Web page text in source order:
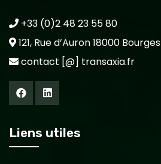
+33 (0)2 48 23 55 80
121, Rue d’Auron 18000 Bourges
contact [@] transaxia.fr
Liens utiles